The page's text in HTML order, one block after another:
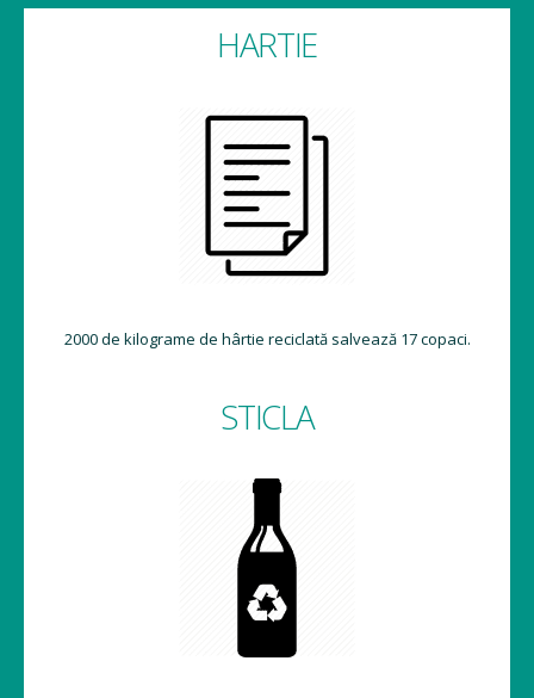
HARTIE
2000 de kilograme de hârtie reciclată salvează 17 copaci.
STICLA